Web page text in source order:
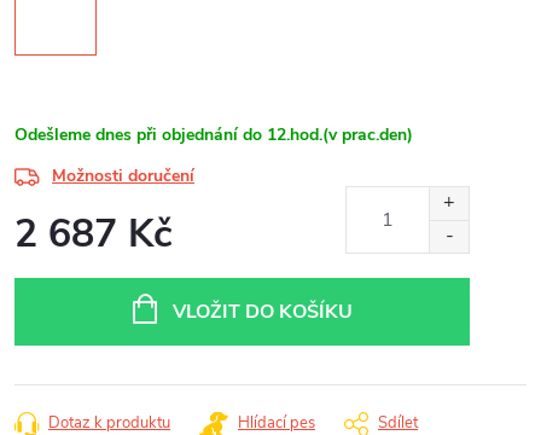
Odešleme dnes při objednání do 12.hod.(v prac.den)
Možnosti doručení
2 687 Kč
VLOŽIT DO KOŠÍKU
Dotaz k produktu Hlídací pes Sdílet